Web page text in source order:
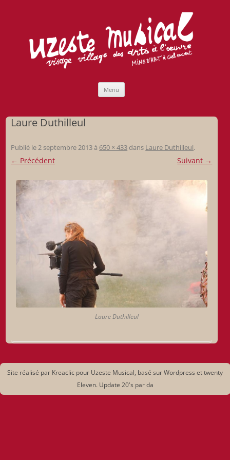
Menu
Laure Duthilleul
Publié le2 septembre 2013à 650 × 433dans Laure Duthilleul.
← Précédent Suivant →
Laure Duthilleul
Site réalisé par Kreaclic pour Uzeste Musical, basé sur Wordpress et twenty
Eleven. Update 20's par da